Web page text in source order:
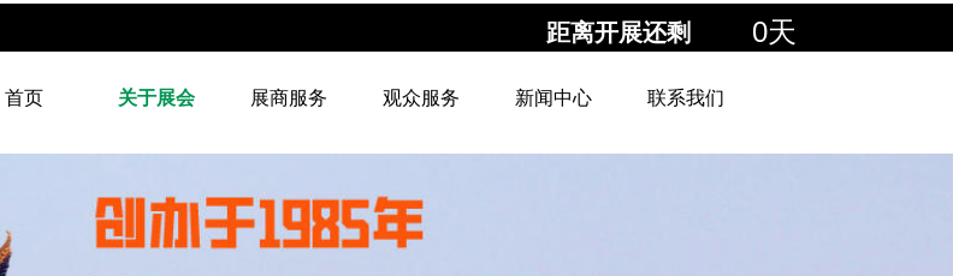
距离开展还剩 0天
首页 关于展会 展商服务 观众服务 新闻中心 联系我们